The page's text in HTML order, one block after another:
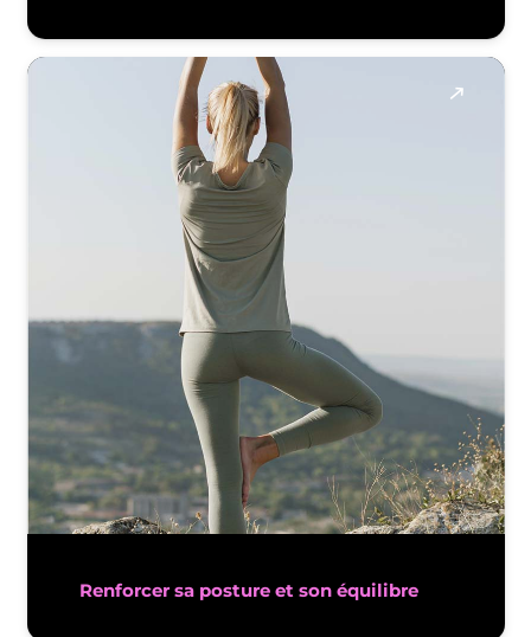
Renforcer sa posture et son équilibre